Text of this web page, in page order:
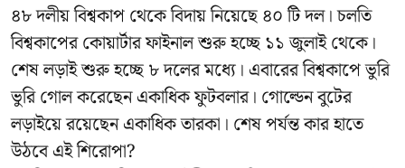
৪৮ দলীয় বিশ্বকাপ থেকে বিদায় নিয়েছে ৪০ টি দল। চলতি
বিশ্বকাপের কোয়ার্টার ফাইনাল শুরু হচ্ছে ১১ জুলাই থেকে।
শেষ লড়াই শুরু হচ্ছে ৮ দলের মধ্যে। এবারের বিশ্বকাপে ভুরি
ভুরি গোল করেছেন একাধিক ফুটবলার। গোল্ডেন বুটের
লড়াইয়ে রয়েছেন একাধিক তারকা। শেষ পর্যন্ত কার হাতে
উঠবে এই শিরোপা?